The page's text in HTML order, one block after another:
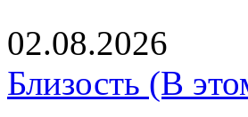
02.08.2026
Близость (В